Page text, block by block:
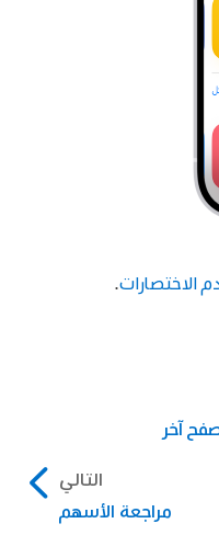
الاختصارات
آخر
التالي
مراجعة الأسهم